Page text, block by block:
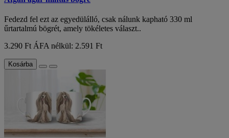
Fedezd fel ezt az egyedülálló, csak nálunk kapható 330 ml
űrtartalmú bögrét, amely tökéletes választ..
3.290 Ft ÁFA nélkül: 2.591 Ft
Kosárba